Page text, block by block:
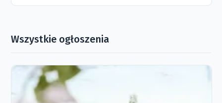
Wszystkie ogłoszenia